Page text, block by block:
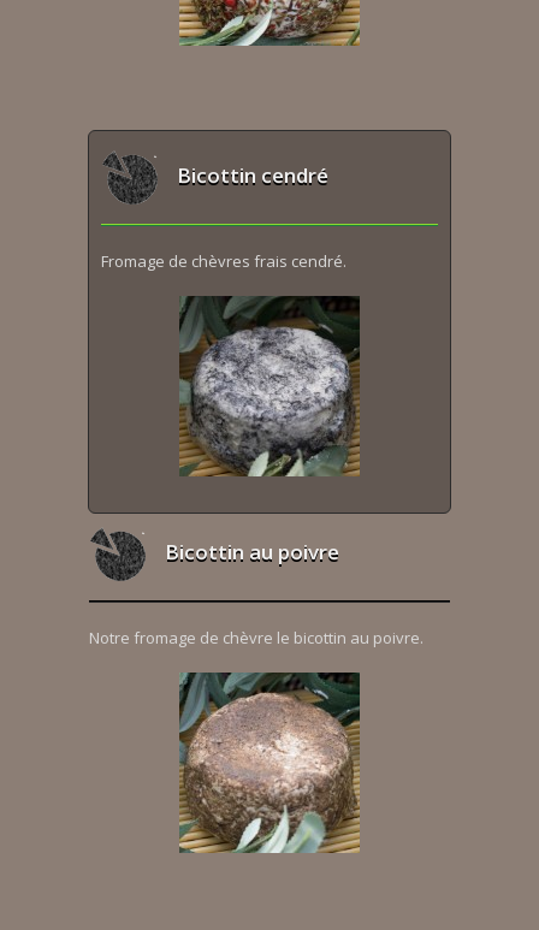
Bicottin cendré
Fromage de chèvres frais cendré.
Bicottin au poivre
Notre fromage de chèvre le bicottin au poivre.